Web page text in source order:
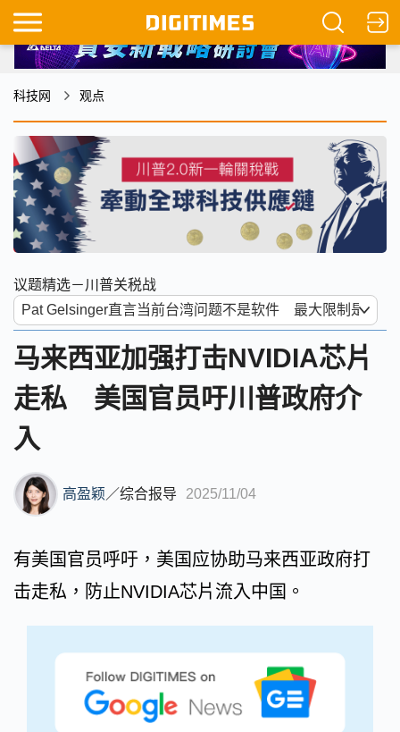
科技网 观点
议题精选－川普关税战
马来西亚加强打击NVIDIA芯片
走私 美国官员吁川普政府介
入
高盈颖 ／综合报导 2025/11/04
有美国官员呼吁，美国应协助马来西亚政府打
击走私，防止NVIDIA芯片流入中国。